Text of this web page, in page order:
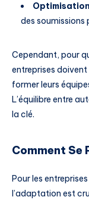
des soumissions
Cependant, pour
entreprises
former leurs
L’équilibre entre
la clé.
Comment Se
Pour les
l’adaptation est